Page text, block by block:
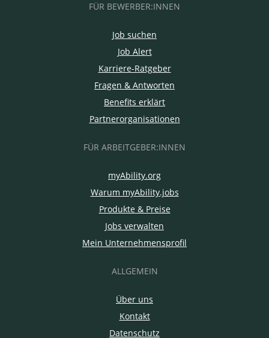
FÜR BEWERBER:INNEN
Job suchen
Job Alert
Karriere-Ratgeber
Fragen & Antworten
Benefits erklärt
Partnerorganisationen
FÜR ARBEITGEBER:INNEN
myAbility.org
Warum myAbility.jobs
Produkte & Preise
Jobs verwalten
Mein Unternehmensprofil
ALLGEMEIN
Über uns
Kontakt
Datenschutz